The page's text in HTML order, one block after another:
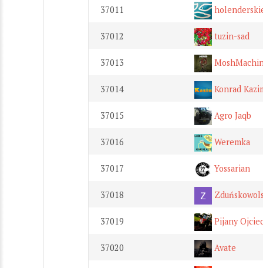
37011
37012 tuzin-sad
37013
37014 Konrad
37015 Agro Jaqb
37016 Weremka
37017 Yossarian
37018
37019 Pijany
37020 Avate